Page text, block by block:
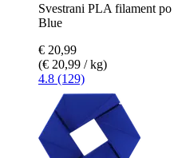
Svestrani PLA filament
Blue
€ 20,99
(€ 20,99 / kg)
4.8 (129)